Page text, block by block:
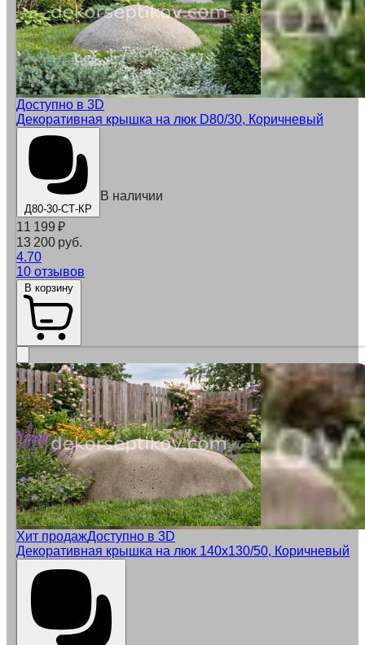
Доступно в 3D
Декоративная крышка на люк D80/30, Коричневый
Д80-30-СТ-КР
В наличии
11 199 ₽
13 200 руб.
4.70
10 отзывов
Хит продажДоступно в 3D
Декоративная крышка на люк 140x130/50, Коричневый